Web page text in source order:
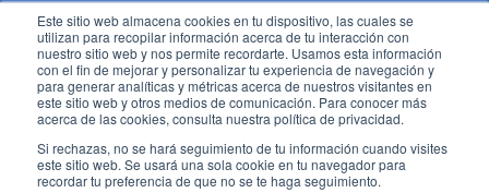
Este sitio web almacena cookies en tu dispositivo, las cuales se
utilizan para recopilar información acerca de tu interacción con
nuestro sitio web y nos permite recordarte. Usamos esta información
con el fin de mejorar y personalizar tu experiencia de navegación y
para generar analíticas y métricas acerca de nuestros visitantes en
este sitio web y otros medios de comunicación. Para conocer más
acerca de las cookies, consulta nuestra política de privacidad.
Si rechazas, no se hará seguimiento de tu información cuando visites
este sitio web. Se usará una sola cookie en tu navegador para
recordar tu preferencia de que no se te haga seguimiento.
Trabaja con nosotros
Prensa
Eventos